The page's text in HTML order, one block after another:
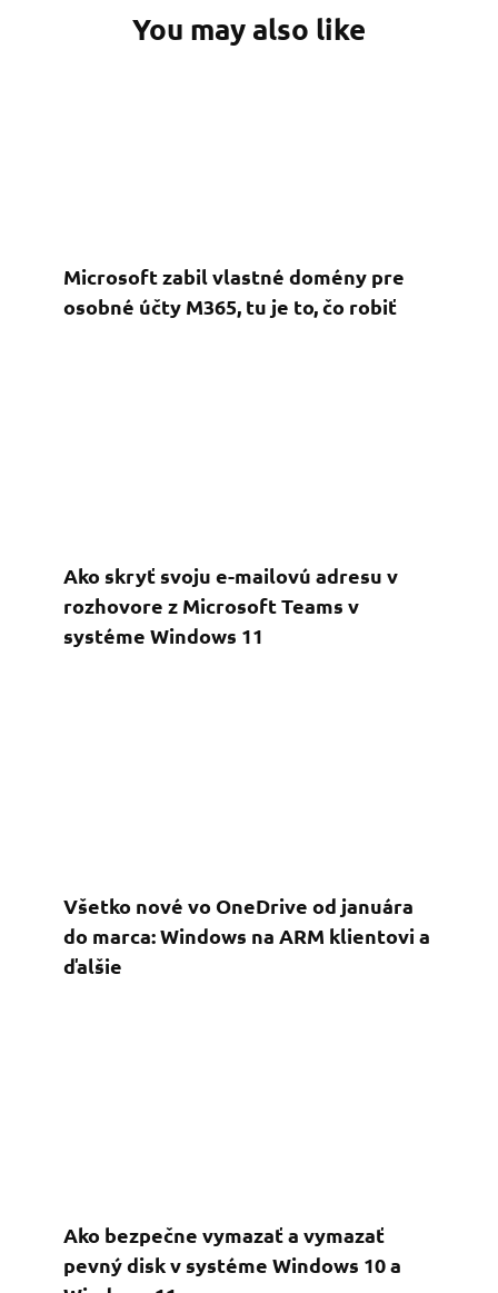
You may also like
Microsoft zabil vlastné domény pre
osobné účty M365, tu je to, čo robiť
Ako skryť svoju e-mailovú adresu v
rozhovore z Microsoft Teams v
systéme Windows 11
Všetko nové vo OneDrive od januára
do marca: Windows na ARM klientovi a
ďalšie
Ako bezpečne vymazať a vymazať
pevný disk v systéme Windows 10 a